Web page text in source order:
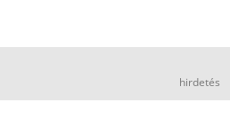
hirdetés